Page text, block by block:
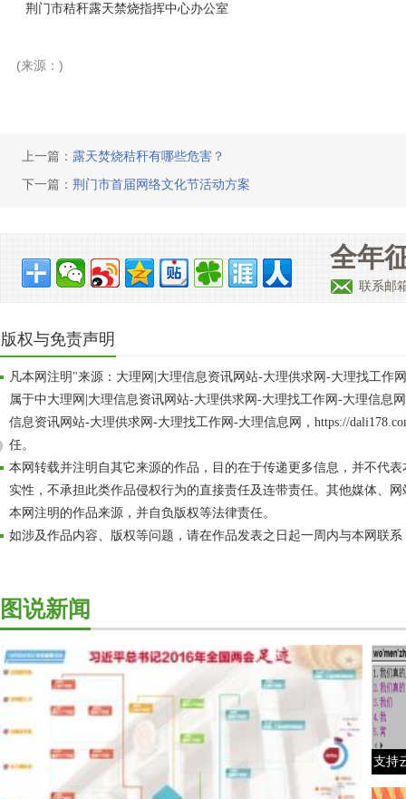
荆门市秸秆露天禁烧指挥中心办公室
(来源：)
上一篇： 露天焚烧秸秆有哪些危害？
下一篇： 荆门市首届网络文化节活动方案
全年
联系邮
版权与免责声明
凡本网注明"来源：大理网|大理信息资讯网站-大理供求网-大理找工作
属于中大理网|大理信息资讯网站-大理供求网-大理找工作网-大理信息
信息资讯网站-大理供求网-大理找工作网-大理信息网，https://
任。
本网转载并注明自其它来源的作品，目的在于传递更多信息，并不代
实性，不承担此类作品侵权行为的直接责任及连带责任。其他媒体、
本网注明的作品来源，并自负版权等法律责任。
如涉及作品内容、版权等问题，请在作品发表之日起一周内与本网联
图说新闻
支持